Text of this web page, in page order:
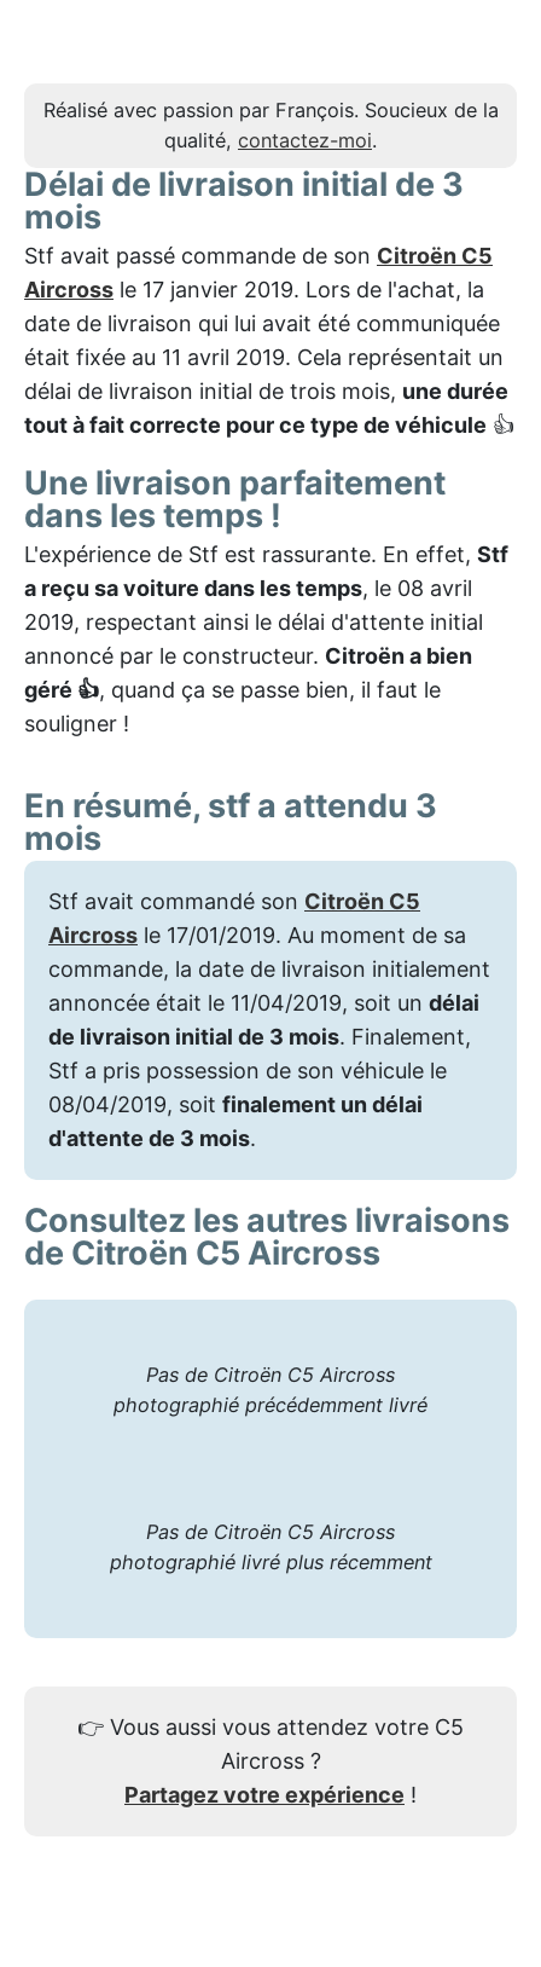
Réalisé avec passion par François. Soucieux de la
qualité, contactez-moi.
Délai de livraison initial de 3
mois
Stf avait passé commande de son Citroën C5
Aircross le 17 janvier 2019. Lors de l'achat, la
date de livraison qui lui avait été communiquée
était fixée au 11 avril 2019. Cela représentait un
délai de livraison initial de trois mois, une durée
tout à fait correcte pour ce type de véhicule 👍
Une livraison parfaitement
dans les temps !
L'expérience de Stf est rassurante. En effet, Stf
a reçu sa voiture dans les temps, le 08 avril
2019, respectant ainsi le délai d'attente initial
annoncé par le constructeur. Citroën a bien
géré 👍, quand ça se passe bien, il faut le
souligner !
En résumé, stf a attendu 3
mois
Stf avait commandé son Citroën C5
Aircross le 17/01/2019. Au moment de sa
commande, la date de livraison initialement
annoncée était le 11/04/2019, soit un délai
de livraison initial de 3 mois. Finalement,
Stf a pris possession de son véhicule le
08/04/2019, soit finalement un délai
d'attente de 3 mois.
Consultez les autres livraisons
de Citroën C5 Aircross
Pas de Citroën C5 Aircross
photographié précédemment livré
Pas de Citroën C5 Aircross
photographié livré plus récemment
👉 Vous aussi vous attendez votre C5
Aircross ?
Partagez votre expérience !